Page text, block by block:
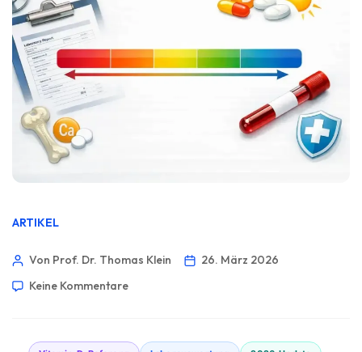
ARTIKEL
Von Prof. Dr. Thomas Klein
26. März 2026
Keine Kommentare